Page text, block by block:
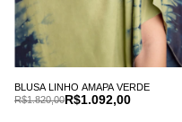
BLUSA LINHO AMAPA VERDE
R$1.092,00
R$1.820,00